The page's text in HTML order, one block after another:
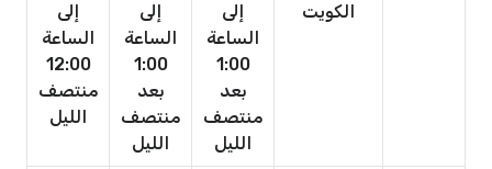
الكويت
إلى
الساعة
1:00
بعد
منتصف
الليل
إلى
الساعة
1:00
بعد
منتصف
الليل
إلى
الساعة
12:00
منتصف
الليل